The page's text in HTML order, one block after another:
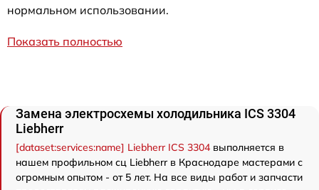
нормальном использовании.
Показать полностью
Замена электросхемы холодильника ICS 3304
Liebherr
[dataset:services:name] Liebherr ICS 3304 выполняется в
нашем профильном сц Liebherr в Краснодаре мастерами с
огромным опытом - от 5 лет. На все виды работ и запчасти